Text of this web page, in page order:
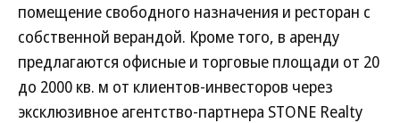
помещение свободного назначения и ресторан с
собственной верандой. Кроме того, в аренду
предлагаются офисные и торговые площади от 20
до 2000 кв. м от клиентов-инвесторов через
эксклюзивное агентство-партнера STONE Realty